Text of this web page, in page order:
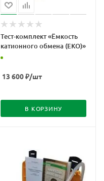
Тест-комплект «Ёмкость
катионного обмена (ЕКО)»
13 600₽/шт
В КОРЗИНУ